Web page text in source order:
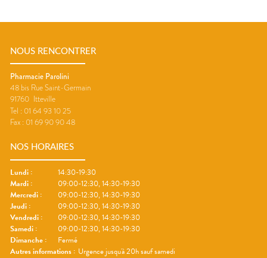
NOUS RENCONTRER
Pharmacie Parolini
48 bis Rue Saint-Germain
91760 Itteville
Tel : 01 64 93 10 25
Fax : 01 69 90 90 48
NOS HORAIRES
Lundi :
14:30-19:30
Mardi :
09:00-12:30, 14:30-19:30
Mercredi :
09:00-12:30, 14:30-19:30
Jeudi :
09:00-12:30, 14:30-19:30
Vendredi :
09:00-12:30, 14:30-19:30
Samedi :
09:00-12:30, 14:30-19:30
Dimanche :
Fermé
Autres informations : Urgence jusqu'à 20h sauf samedi